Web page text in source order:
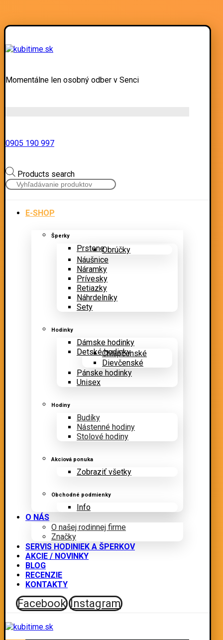
Momentálne len osobný odber v Senci
0905 190 997
Products search
E-SHOP
Šperky
PrsteneObrúčky
Náušnice
Náramky
Prívesky
Retiazky
Náhrdelníky
Sety
Hodinky
Dámske hodinky
Detské hodinky
Chlapčenské
Dievčenské
Pánske hodinky
Unisex
Hodiny
Budíky
Nástenné hodiny
Stolové hodiny
Akciová ponuka
Zobraziť všetky
Obchodné podmienky
Info
O NÁS
O našej rodinnej firme
Značky
SERVIS HODINIEK A ŠPERKOV
AKCIE / NOVINKY
BLOG
RECENZIE
KONTAKTY
Facebook Instagram